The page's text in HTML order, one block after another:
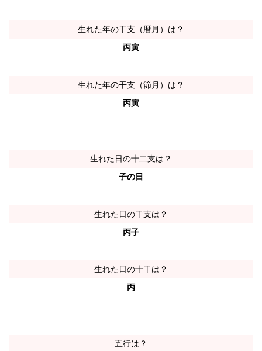
生れた年の干支（暦月）は？
丙寅
生れた年の干支（節月）は？
丙寅
生れた日の十二支は？
子の日
生れた日の干支は？
丙子
生れた日の十干は？
丙
五行は？